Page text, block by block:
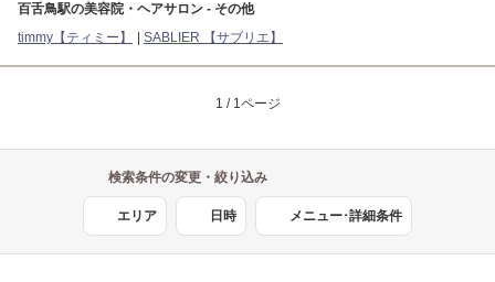
百舌鳥駅の美容院・ヘアサロン - その他
timmy【ティミー】
SABLIER 【サブリエ】
1 / 1ページ
検索条件の変更・絞り込み
エリア 日時 メニュー･詳細条件